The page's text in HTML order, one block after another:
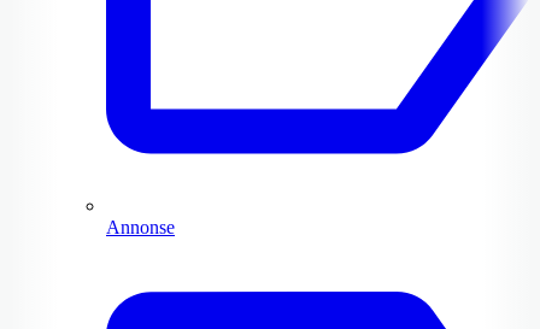
Annonse